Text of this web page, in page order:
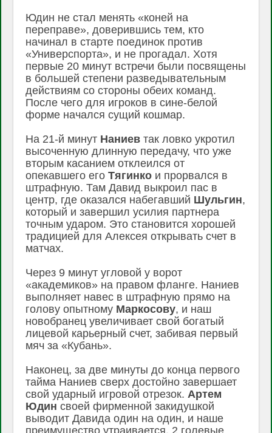
Юдин не стал менять «коней на
переправе», доверившись тем, кто
начинал в старте поединок против
«Универспорта», и не прогадал. Хотя
первые 20 минут встречи были посвящены
в большей степени разведывательным
действиям со стороны обеих команд.
После чего для игроков в сине-белой
форме начался сущий кошмар.
На 21-й минут Наниев так ловко укротил
высоченную длинную передачу, что уже
вторым касанием отклеился от
опекавшего егоТягинко и прорвался в
штрафную. Там Давид выкроил пас в
центр, где оказался набегавший Шульгин,
который и завершил усилия партнера
точным ударом. Это становится хорошей
традицией для Алексея открывать счет в
матчах.
Через 9 минут угловой у ворот
«академиков» на правом фланге. Наниев
выполняет навес в штрафную прямо на
голову опытному Маркосову, и наш
новобранец увеличивает свой богатый
лицевой карьерный счет, забивая первый
мяч за «Кубань».
Наконец, за две минуты до конца первого
тайма Наниев сверх достойно завершает
свой ударный игровой отрезок. Артем
Юдин своей фирменной закидушкой
выводит Давида один на один, и наше
преимущество утраивается. 2 голевые